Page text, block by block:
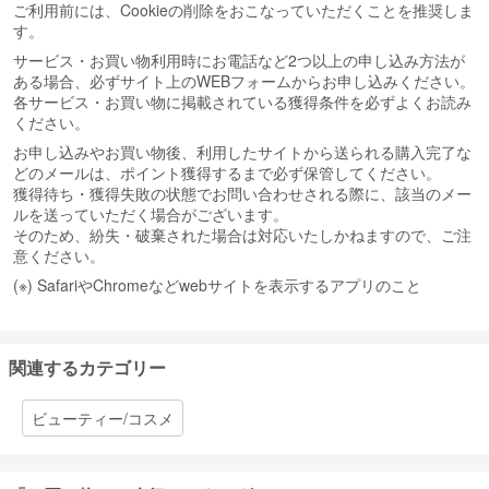
ご利用前には、Cookieの削除をおこなっていただくことを推奨しま
す。
サービス・お買い物利用時にお電話など2つ以上の申し込み方法が
ある場合、必ずサイト上のWEBフォームからお申し込みください。
各サービス・お買い物に掲載されている獲得条件を必ずよくお読み
ください。
お申し込みやお買い物後、利用したサイトから送られる購入完了な
どのメールは、ポイント獲得するまで必ず保管してください。
獲得待ち・獲得失敗の状態でお問い合わせされる際に、該当のメー
ルを送っていただく場合がございます。
そのため、紛失・破棄された場合は対応いたしかねますので、ご注
意ください。
(※) SafariやChromeなどwebサイトを表示するアプリのこと
関連するカテゴリー
ビューティー/コスメ